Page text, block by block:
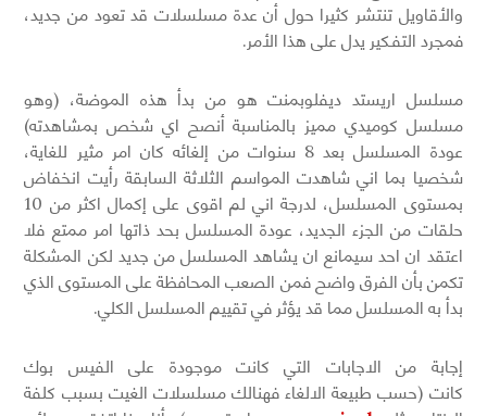
والأقاويل تنتشر كثيرا حول أن عدة مسلسلات قد تعود من جديد،
فمجرد التفـكير يدل على هذا الأمر.
مسلسل اريستد ديفلوبمنت هو من بدأ هذه الموضة، (وهو
مسلسل كوميدي مميز بالمناسبة أنصح اي شخص بمشاهدته)
عودة المسلسل بعد 8 سنوات من إلغائه كان امر مثير للغاية،
شخصيا بما اني شاهدت المواسم الثلاثة السابقة رأيت انخفاض
بمستوى المسلسل، لدرجة اني لم اقوى على إكمال اكثر من 10
حلقات من الجزء الجديد، عودة المسلسل بحد ذاتها امر ممتع فلا
اعتقد ان احد سيمانع ان يشاهد المسلسل من جديد لكن المشكلة
تكمن بأن الفرق واضح فمن الصعب المحافظة على المستوى الذي
بدأ به المسلسل مما قد يؤثر في تقييم المسلسل الكلي.
إجابة من الاجابات التي كانت موجودة على الفيس بوك
كانت (حسب طبيعة الالغاء فهنالك مسلسلات الغيت بسبب كلفة